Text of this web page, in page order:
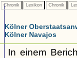
Chronik Lexikon Chronik
Kölner
Kölner Navajos
In einem